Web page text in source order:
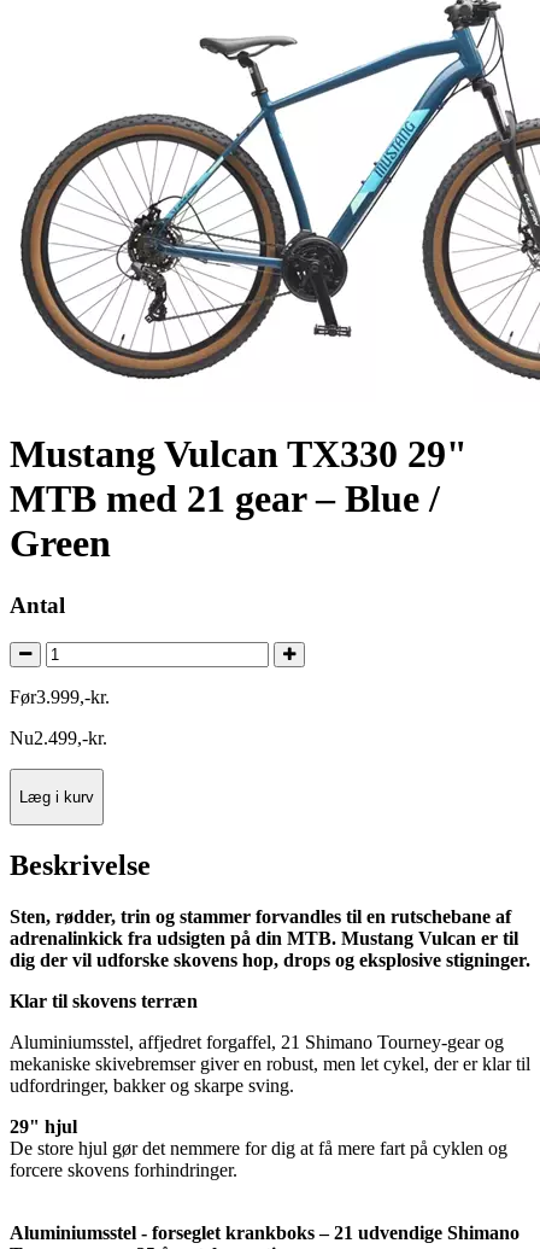
Mustang Vulcan TX330 29"
MTB med 21 gear – Blue /
Green
Antal
Før3.999,-kr.
Nu2.499,-kr.
Læg i kurv
Beskrivelse
Sten, rødder, trin og stammer forvandles til en rutschebane af
adrenalinkick fra udsigten på din MTB. Mustang Vulcan er til
dig der vil udforske skovens hop, drops og eksplosive stigninger.
Klar til skovens terræn
Aluminiumsstel, affjedret forgaffel, 21 Shimano Tourney-gear og
mekaniske skivebremser giver en robust, men let cykel, der er klar til
udfordringer, bakker og skarpe sving.
29" hjul
De store hjul gør det nemmere for dig at få mere fart på cyklen og
forcere skovens forhindringer.
Aluminiumsstel - forseglet krankboks – 21 udvendige Shimano